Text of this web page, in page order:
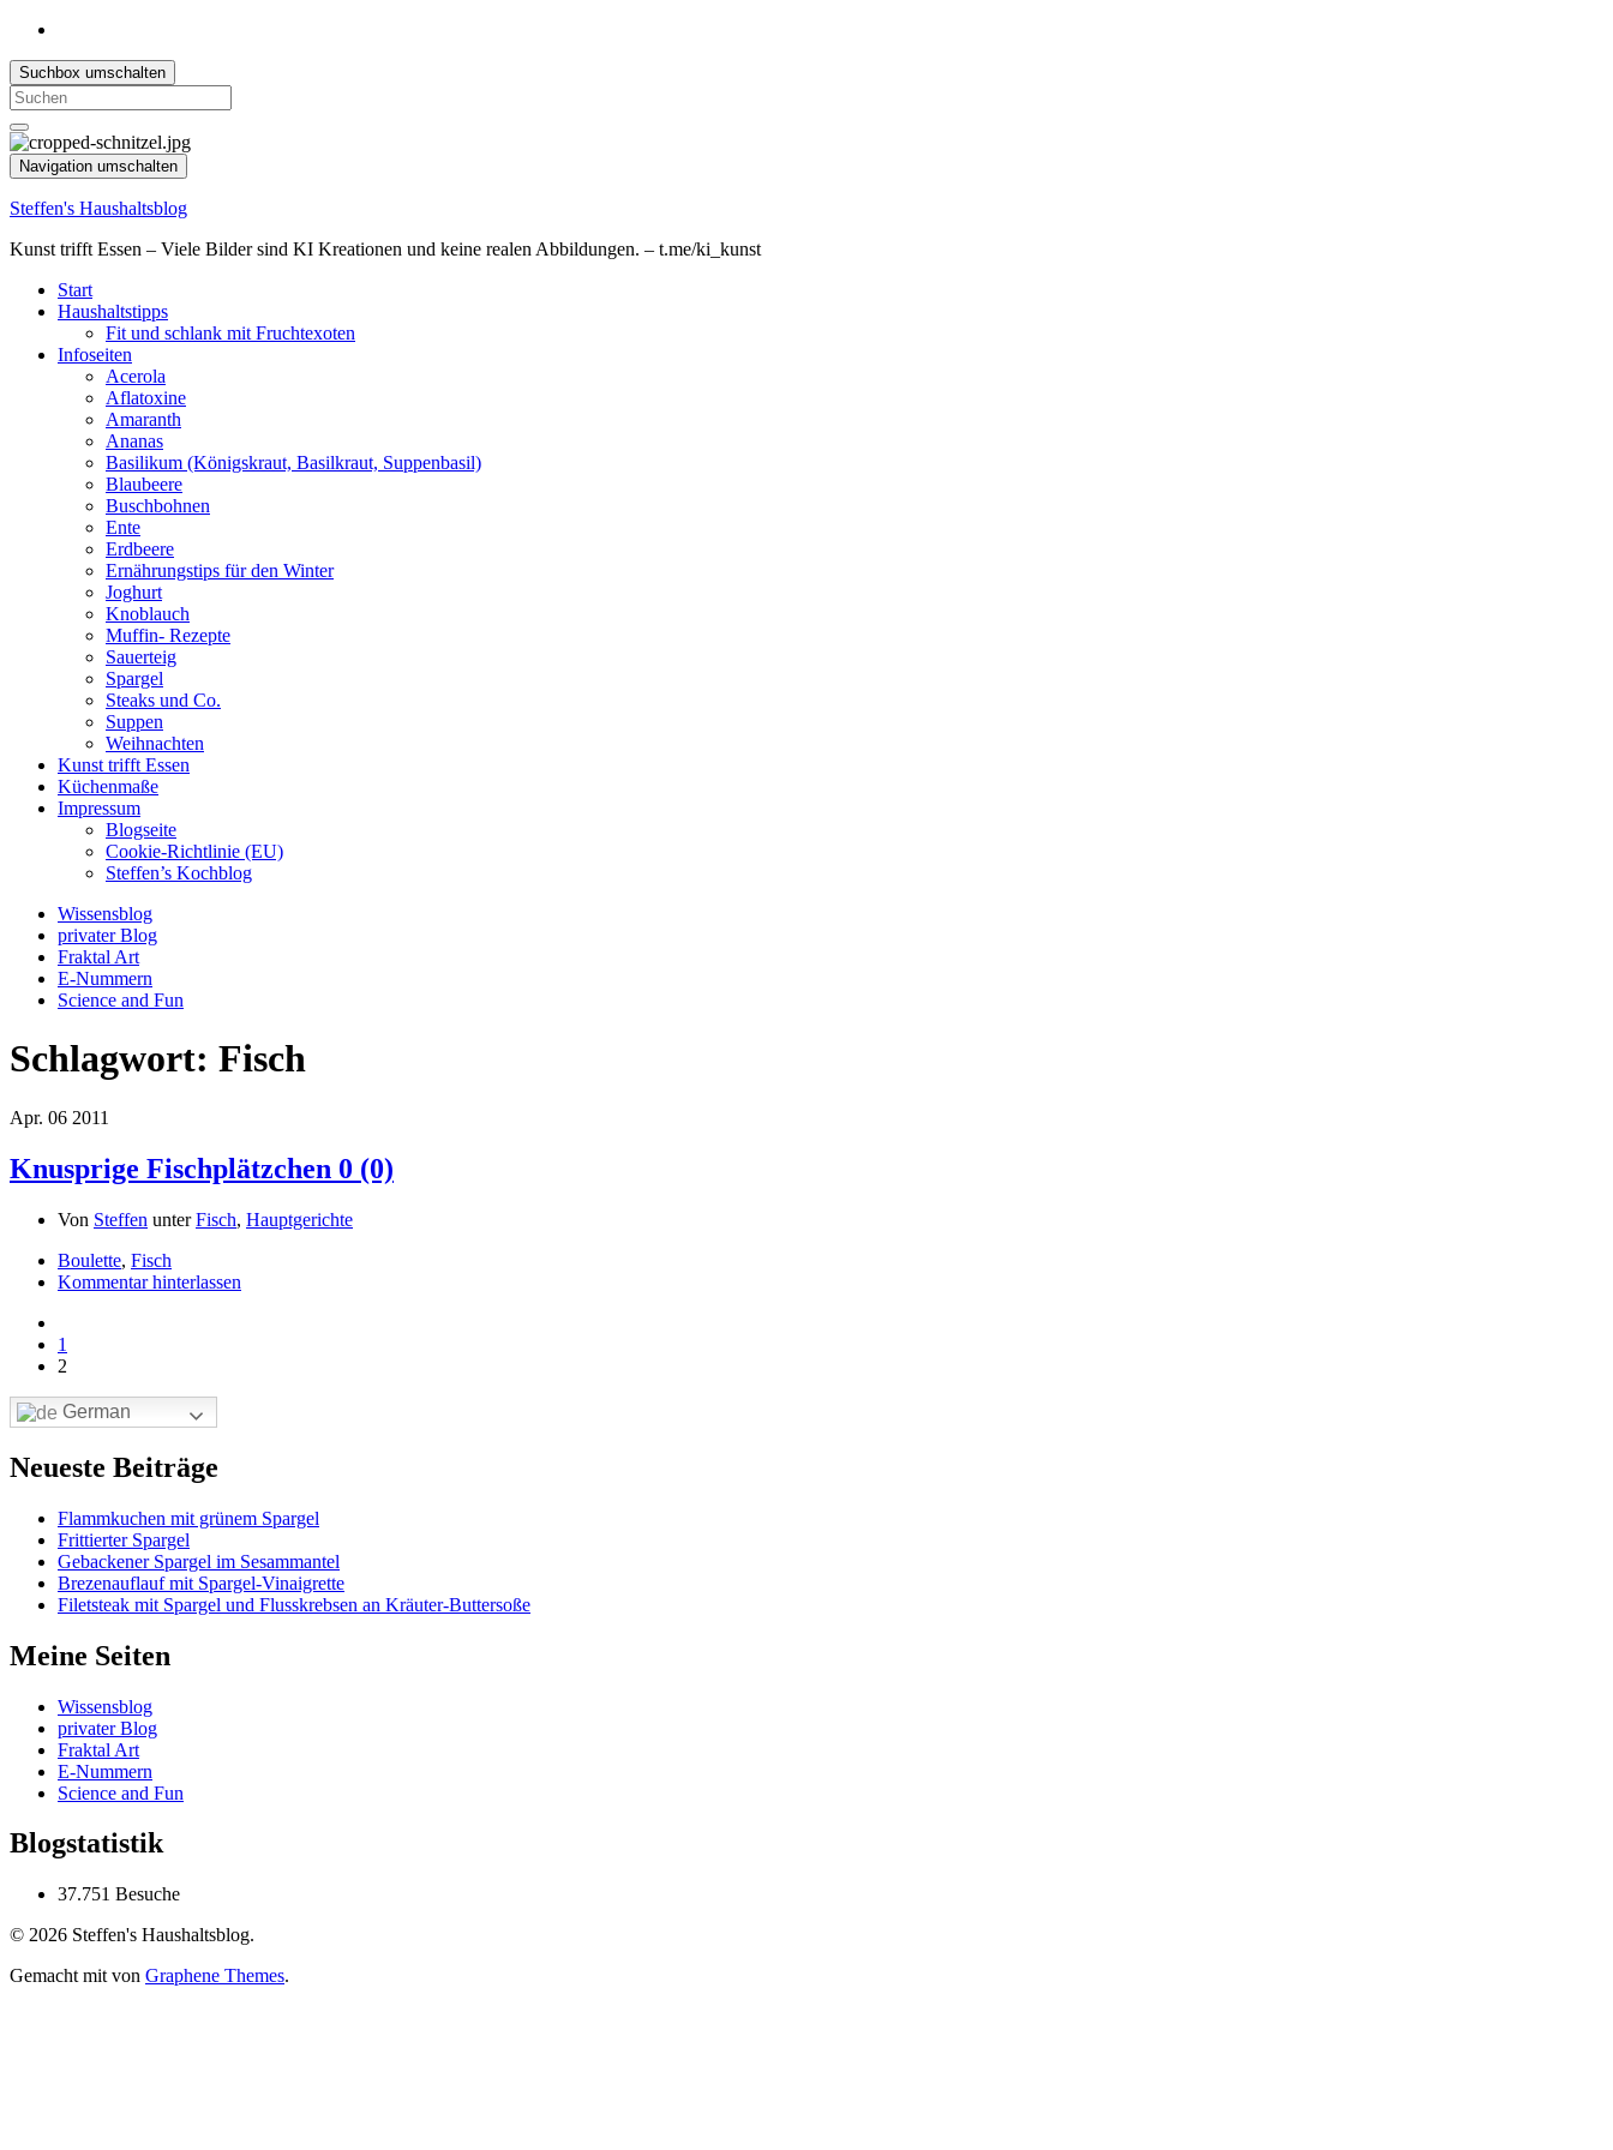
Suchbox umschalten
Search
for:
Navigation umschalten
Steffen's Haushaltsblog
Kunst trifft Essen – Viele Bilder sind KI Kreationen und keine realen Abbildungen. – t.me/ki_kunst
Start
Haushaltstipps
Fit und schlank mit Fruchtexoten
Infoseiten
Acerola
Aflatoxine
Amaranth
Ananas
Basilikum (Königskraut, Basilkraut, Suppenbasil)
Blaubeere
Buschbohnen
Ente
Erdbeere
Ernährungstips für den Winter
Joghurt
Knoblauch
Muffin- Rezepte
Sauerteig
Spargel
Steaks und Co.
Suppen
Weihnachten
Kunst trifft Essen
Küchenmaße
Impressum
Blogseite
Cookie-Richtlinie (EU)
Steffen’s Kochblog
Wissensblog
privater Blog
Fraktal Art
E-Nummern
Science and Fun
Schlagwort: Fisch
Apr. 06 2011
Knusprige Fischplätzchen 0 (0)
Von Steffen unterFisch, Hauptgerichte
Boulette, Fisch
Kommentar hinterlassen
1
2
German
Neueste Beiträge
Flammkuchen mit grünem Spargel
Frittierter Spargel
Gebackener Spargel im Sesammantel
Brezenauflauf mit Spargel-Vinaigrette
Filetsteak mit Spargel und Flusskrebsen an Kräuter-Buttersoße
Meine Seiten
Wissensblog
privater Blog
Fraktal Art
E-Nummern
Science and Fun
Blogstatistik
37.751 Besuche
© 2026 Steffen's Haushaltsblog.
Gemacht mit von Graphene Themes.